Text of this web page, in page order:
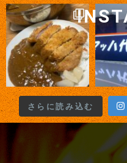
さらに読み込む